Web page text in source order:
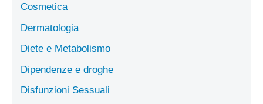
Cosmetica
Dermatologia
Diete e Metabolismo
Dipendenze e droghe
Disfunzioni Sessuali